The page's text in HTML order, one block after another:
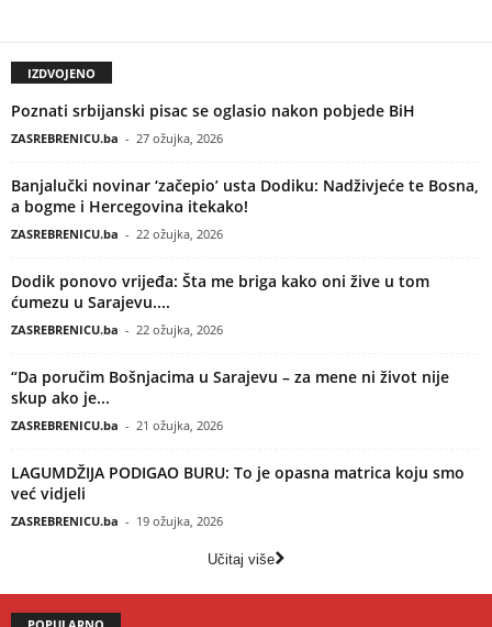
IZDVOJENO
Poznati srbijanski pisac se oglasio nakon pobjede BiH
ZASREBRENICU.ba - 27 ožujka, 2026
Banjalučki novinar ‘začepio’ usta Dodiku: Nadživjeće te Bosna,
a bogme i Hercegovina itekako!
ZASREBRENICU.ba - 22 ožujka, 2026
Dodik ponovo vrijeđa: Šta me briga kako oni žive u tom
ćumezu u Sarajevu....
ZASREBRENICU.ba - 22 ožujka, 2026
“Da poručim Bošnjacima u Sarajevu – za mene ni život nije
skup ako je...
ZASREBRENICU.ba - 21 ožujka, 2026
LAGUMDŽIJA PODIGAO BURU: To je opasna matrica koju smo
već vidjeli
ZASREBRENICU.ba - 19 ožujka, 2026
Učitaj više